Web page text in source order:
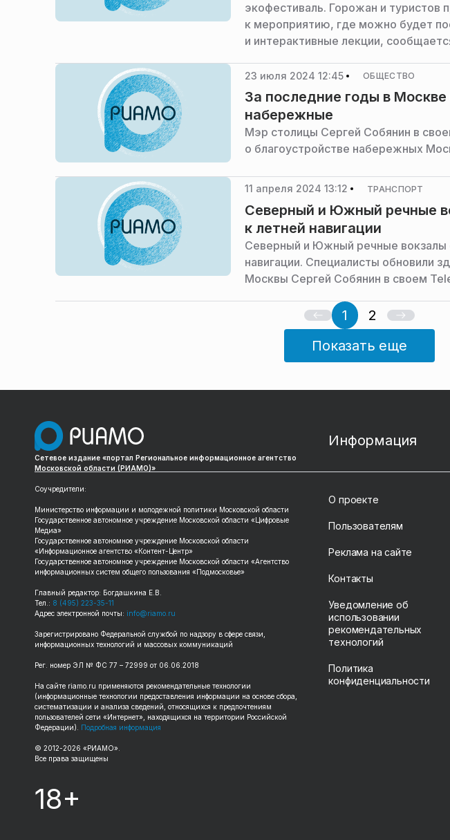
экофестиваль. Горожан и туристов
к мероприятию, где можно будет
и интерактивные лекции,
23 июля 2024 12:45 ОБЩЕСТВО
За последние годы в Москве
набережные
Мэр столицы Сергей Собянин в
о благоустройстве набережных
11 апреля 2024 13:12 ТРАНСПОРТ
Северный и Южный речные
к летней навигации
Северный и Южный речные вокзалы
навигации. Специалисты обновили
Москвы Сергей Собянин в своем
1
2
Показать еще
Сетевое издание «портал Региональное информационное агентство
Московской области (РИАМО)»
Соучредители:
Министерство информации и молодежной политики Московской области
Государственное автономное учреждение Московской области «Цифровые
Медиа»
Государственное автономное учреждение Московской области
«Информационное агентство «Контент-Центр»
Государственное автономное учреждение Московской области «Агентство
информационных систем общего пользования «Подмосковье»
Главный редактор: Богдашкина Е.В.
Тел.: 8 (495) 223-35-11
Адрес электронной почты:info@riamo.ru
Зарегистрировано Федеральной службой по надзору в сфере связи,
информационных технологий и массовых коммуникаций
Рег. номер ЭЛ № ФС 77 – 72999 от 06.06.2018
На сайте riamo.ru применяются рекомендательные технологии
(информационные технологии предоставления информации на основе сбора,
систематизации и анализа сведений, относящихся к предпочтениям
пользователей сети «Интернет», находящихся на территории Российской
Федерации). Подробная информация
© 2012-2026 «РИАМО».
Все права защищены
Информация
О проекте
Пользователям
Реклама на сайте
Контакты
Уведомление об
использовании
рекомендательных
технологий
Политика
конфиденциальности
18+